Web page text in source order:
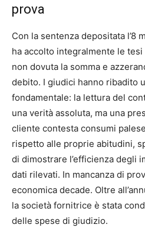
prova
Con la sentenza depositata l’8
ha accolto integralmente le
non dovuta la somma e
debito. I giudici hanno ribadito
fondamentale: la lettura del
una verità assoluta, ma una
cliente contesta consumi
rispetto alle proprie abitudini,
di dimostrare l’efficienza degli
dati rilevati. In mancanza di
economica decade. Oltre
la società fornitrice è stata
delle spese di giudizio.